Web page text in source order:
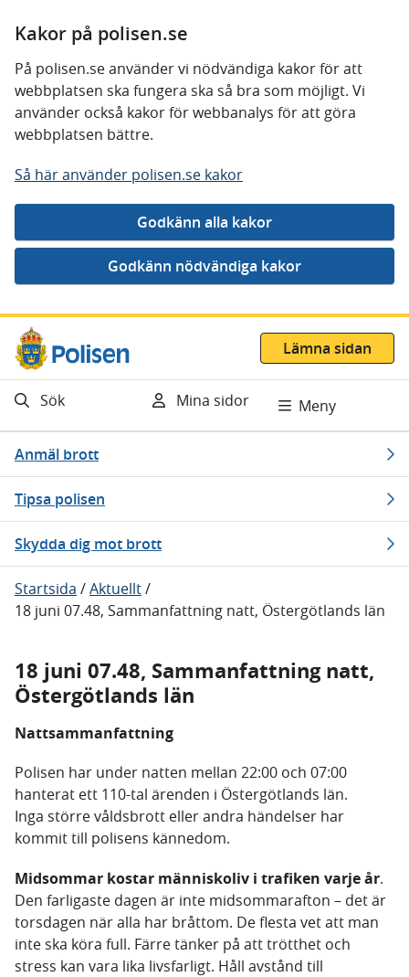
Kakor på polisen.se
På polisen.se använder vi nödvändiga kakor för att
webbplatsen ska fungera ska så bra som möjligt. Vi
använder också kakor för webbanalys för att göra
webbplatsen bättre.
Så här använder polisen.se kakor
Gå direkt till innehåll
Lämna sidan
Sök Mina sidor Meny
Anmäl brott
Tipsa polisen
Skydda dig mot brott
Startsida /Aktuellt/
18 juni 07.48, Sammanfattning natt, Östergötlands län
18 juni 07.48, Sammanfattning natt,
Östergötlands län
Nattsammanfattning
Polisen har under natten mellan 22:00 och 07:00
hanterat ett 110-tal ärenden i Östergötlands län.
Inga större våldsbrott eller andra händelser har
kommit till polisens kännedom.
Midsommar kostar människoliv i trafiken varje år.
Den farligaste dagen är inte midsommarafton – det är
torsdagen när alla har bråttom. De flesta vet att man
inte ska köra full. Färre tänker på att trötthet och
stress kan vara lika livsfarligt. Håll avstånd till